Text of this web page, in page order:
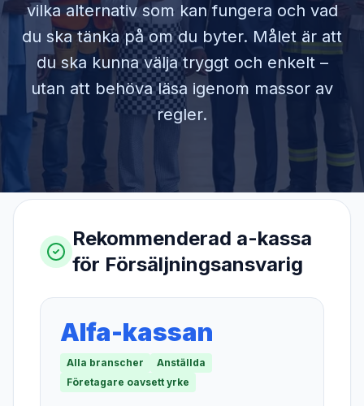
vilka alternativ som kan fungera och vad
du ska tänka på om du byter. Målet är att
du ska kunna välja tryggt och enkelt –
utan att behöva läsa igenom massor av
regler.
Rekommenderad a-kassa
för Försäljningsansvarig
Alfa-kassan
Alla branscher
Anställda
Företagare oavsett yrke